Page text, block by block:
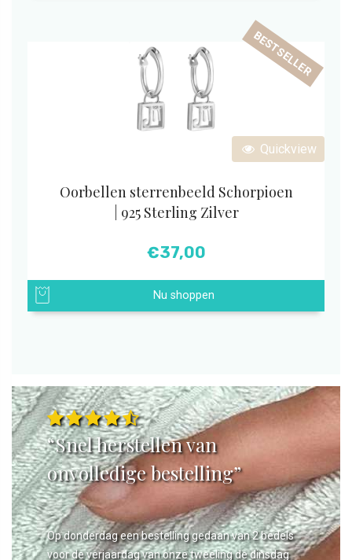
Quickview
BESTSELLER
Oorbellen sterrenbeeld Schorpioen
| 925 Sterling Zilver
€37,00
Nu shoppen
“Snel herstellen van
onvolledige bestelling”
Op donderdag een bestelling gedaan van 2 bedels
voor de verjaardag van onze tweeling de dinsdag